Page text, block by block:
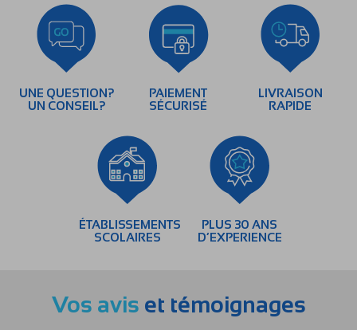
UNE QUESTION?
UN CONSEIL?
PAIEMENT
SÉCURISÉ
LIVRAISON
RAPIDE
ÉTABLISSEMENTS
SCOLAIRES
PLUS 30 ANS
D’EXPERIENCE
Vos avis et témoignages